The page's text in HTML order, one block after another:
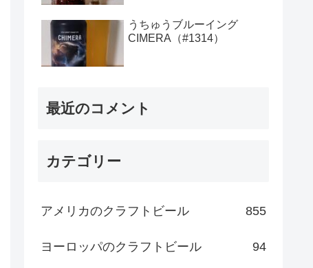
うちゅうブルーイング
CIMERA（#1314）
最近のコメント
カテゴリー
アメリカのクラフトビール 855
ヨーロッパのクラフトビール 94